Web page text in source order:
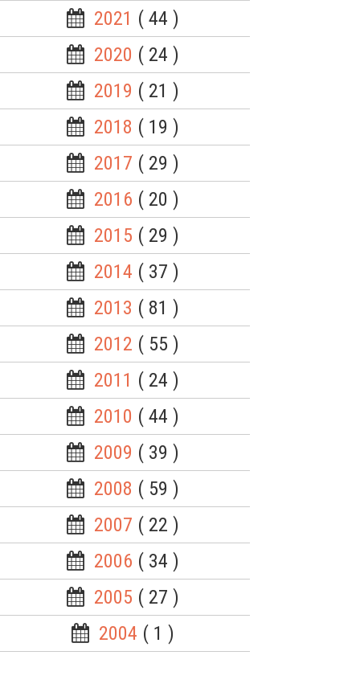
2021 ( 44 )
2020 ( 24 )
2019 ( 21 )
2018 ( 19 )
2017 ( 29 )
2016 ( 20 )
2015 ( 29 )
2014 ( 37 )
2013 ( 81 )
2012 ( 55 )
2011 ( 24 )
2010 ( 44 )
2009 ( 39 )
2008 ( 59 )
2007 ( 22 )
2006 ( 34 )
2005 ( 27 )
2004 ( 1 )